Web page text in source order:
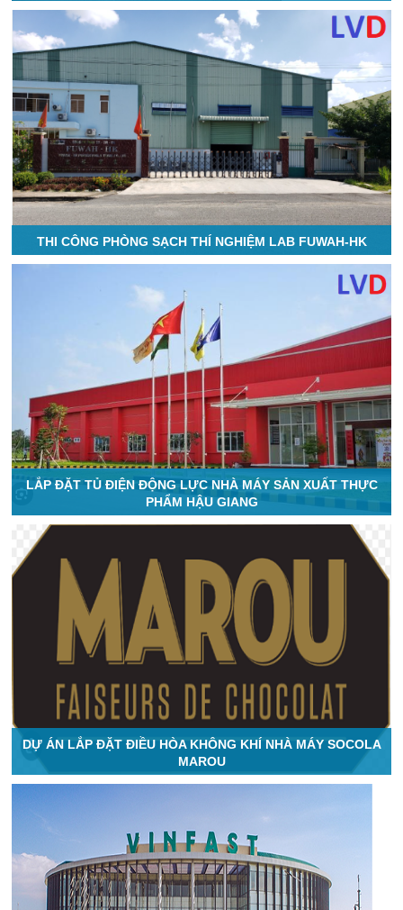
THI CÔNG PHÒNG SẠCH THÍ NGHIỆM LAB FUWAH-HK
LẮP ĐẶT TỦ ĐIỆN ĐỘNG LỰC NHÀ MÁY SẢN XUẤT THỰC
PHẨM HẬU GIANG
DỰ ÁN LẮP ĐẶT ĐIỀU HÒA KHÔNG KHÍ NHÀ MÁY SOCOLA
MAROU